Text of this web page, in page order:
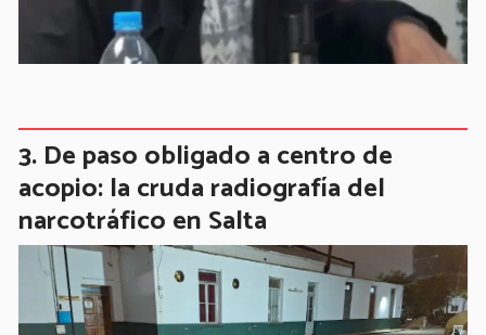
De paso obligado a centro de
acopio: la cruda radiografía del
narcotráfico en Salta